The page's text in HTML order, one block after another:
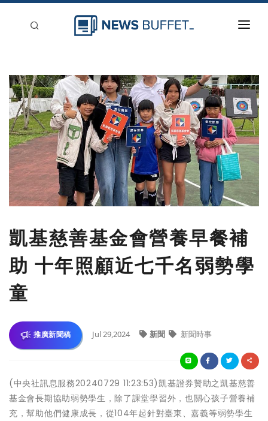
新聞稿分類
登入
刊登
凱基慈善基金會營養早餐補
助 十年照顧近七千名弱勢學
童
推廣新聞稿 Jul 29,2024 新聞 新聞時事
(中央社訊息服務20240729 11:23:53)凱基證券贊助之凱基慈善
基金會長期協助弱勢學生，除了課堂學習外，也關心孩子營養補
充，幫助他們健康成長，從104年起針對臺東、嘉義等弱勢學生